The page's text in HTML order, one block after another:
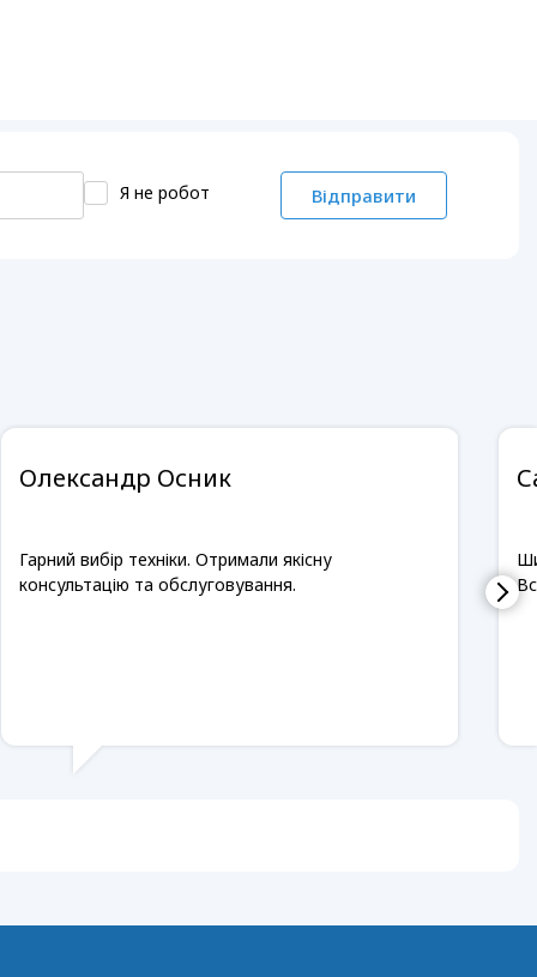
Я не робот Відправити
Олександр Осник
Гарний вибір техніки. Отримали якісну
консультацію та обслуговування.